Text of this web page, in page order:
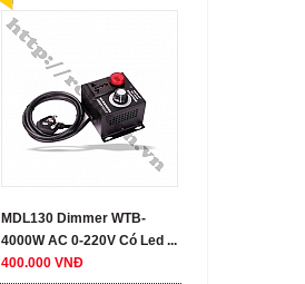
MDL130 Dimmer WTB-
4000W AC 0-220V Có Led ...
400.000 VNĐ